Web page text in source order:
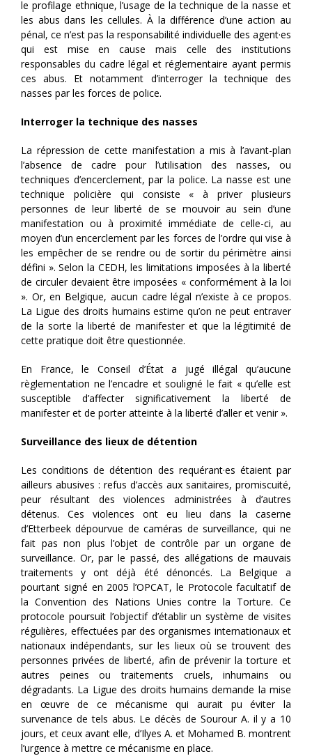
le profilage ethnique, l’usage de la technique de la nasse et
les abus dans les cellules. À la différence d’une action au
pénal, ce n’est pas la responsabilité individuelle des agent·es
qui est mise en cause mais celle des institutions
responsables du cadre légal et réglementaire ayant permis
ces abus. Et notamment d’interroger la technique des
nasses par les forces de police.
Interroger la technique des nasses
La répression de cette manifestation a mis à l’avant-plan
l’absence de cadre pour l’utilisation des nasses, ou
techniques d’encerclement, par la police. La nasse est une
technique policière qui consiste « à priver plusieurs
personnes de leur liberté de se mouvoir au sein d’une
manifestation ou à proximité immédiate de celle-ci, au
moyen d’un encerclement par les forces de l’ordre qui vise à
les empêcher de se rendre ou de sortir du périmètre ainsi
défini ». Selon la CEDH, les limitations imposées à la liberté
de circuler devaient être imposées « conformément à la loi
». Or, en Belgique, aucun cadre légal n’existe à ce propos.
La Ligue des droits humains estime qu’on ne peut entraver
de la sorte la liberté de manifester et que la légitimité de
cette pratique doit être questionnée.
En France, le Conseil d’État a jugé illégal qu’aucune
règlementation ne l’encadre et souligné le fait « qu’elle est
susceptible d’affecter significativement la liberté de
manifester et de porter atteinte à la liberté d’aller et venir ».
Surveillance des lieux de détention
Les conditions de détention des requérant·es étaient par
ailleurs abusives : refus d’accès aux sanitaires, promiscuité,
peur résultant des violences administrées à d’autres
détenus. Ces violences ont eu lieu dans la caserne
d’Etterbeek dépourvue de caméras de surveillance, qui ne
fait pas non plus l’objet de contrôle par un organe de
surveillance. Or, par le passé, des allégations de mauvais
traitements y ont déjà été dénoncés. La Belgique a
pourtant signé en 2005 l’OPCAT, le Protocole facultatif de
la Convention des Nations Unies contre la Torture. Ce
protocole poursuit l’objectif d’établir un système de visites
régulières, effectuées par des organismes internationaux et
nationaux indépendants, sur les lieux où se trouvent des
personnes privées de liberté, afin de prévenir la torture et
autres peines ou traitements cruels, inhumains ou
dégradants. La Ligue des droits humains demande la mise
en œuvre de ce mécanisme qui aurait pu éviter la
survenance de tels abus. Le décès de Sourour A. il y a 10
jours, et ceux avant elle, d’Ilyes A. et Mohamed B. montrent
l’urgence à mettre ce mécanisme en place.